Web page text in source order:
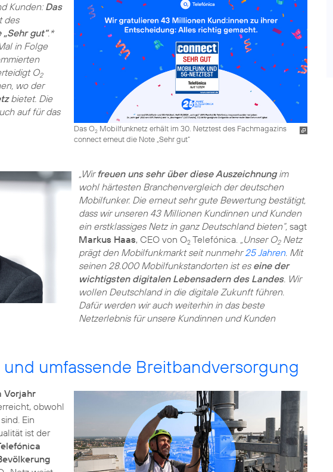
Das O2Mobilfunknetz erhält im 30. Netztest des Fachmagazins
connect erneut die Note „Sehr gut“
Kunden: Das
des
gut“.*
in Folge
O2
wo der
bietet. Die
auf für das
„Wir freuen uns sehr über diese Auszeichnungim
wohl härtesten Branchenvergleich der deutschen
Mobilfunker. Die erneut sehr gute Bewertung bestätigt,
dass wir unseren 43 Millionen Kundinnen und Kunden
ein erstklassiges Netz in ganz Deutschland bieten“, sagt
Markus Haas, CEO von O2Telefónica. „Unser O2Netz
prägt den Mobilfunkmarkt seit nunmehr25 Jahren. Mit
seinen 28.000 Mobilfunkstandorten ist es eine der
wichtigsten digitalen Lebensadern des Landes. Wir
wollen Deutschland in die digitale Zukunft führen.
Dafür werden wir auch weiterhin in das beste
Netzerlebnis für unsere Kundinnen und Kunden
umfassende Breitbandversorgung
Vorjahr
obwohl
Ein
ist der